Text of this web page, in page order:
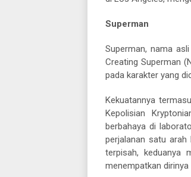
Superman
Superman, nama
Creating Superman
pada karakter yang
Kekuatannya
Kepolisian
berbahaya di
perjalanan satu
terpisah, keduanya
menempatkan